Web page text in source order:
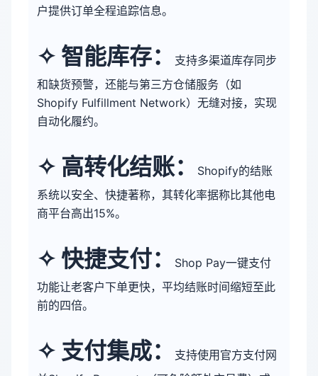
户提供订单全程追踪信息。
✧ 智能库存：
支持多渠道库存同步
和缺货预警，还能与第三方仓储服务（如
Shopify Fulfillment Network）无缝对接，实现
自动化履约。
✧ 高转化结账：
Shopify的结账
系统以安全、快捷著称，其转化率据称比其他电
商平台高出15%。
✧ 快捷支付：
Shop Pay一键支付
功能让老客户下单更快，平均结账时间缩短至此
前的四倍。
✧ 支付集成：
支持使用官方支付网